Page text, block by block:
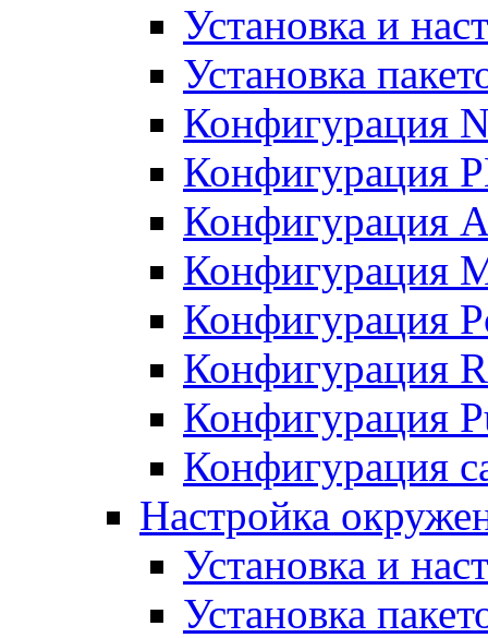
Установка и
Установка
Конфигурация
Конфигурация
Конфигурация
Конфигурация
Конфигурация
Конфигурация
Конфигурация
Конфигурация
Настройка
Установка и
Установка